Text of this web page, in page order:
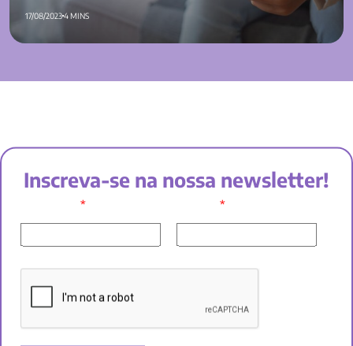
17/08/20234 MINS
Inscreva-se na nossa newsletter!
* *